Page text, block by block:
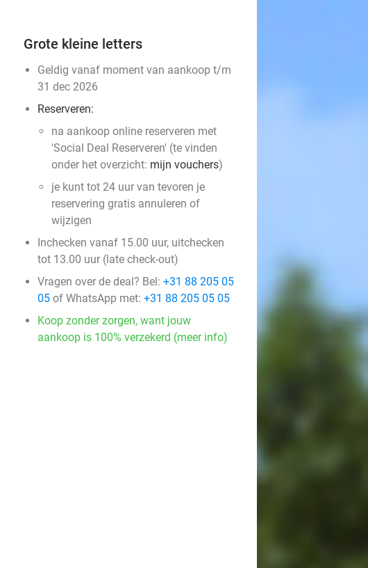
Grote kleine letters
Geldig vanaf moment van aankoop t/m
31 dec 2026
Reserveren:
na aankoop online reserveren met
'Social Deal Reserveren' (te vinden
onder het overzicht: mijn vouchers)
je kunt tot 24 uur van tevoren je
reservering gratis annuleren of
wijzigen
Inchecken vanaf 15.00 uur, uitchecken
tot 13.00 uur (late check-out)
Vragen over de deal? Bel: +31 88 205 05
05 of WhatsApp met: +31 88 205 05 05
Koop zonder zorgen, want jouw
aankoop is 100% verzekerd (meer info)